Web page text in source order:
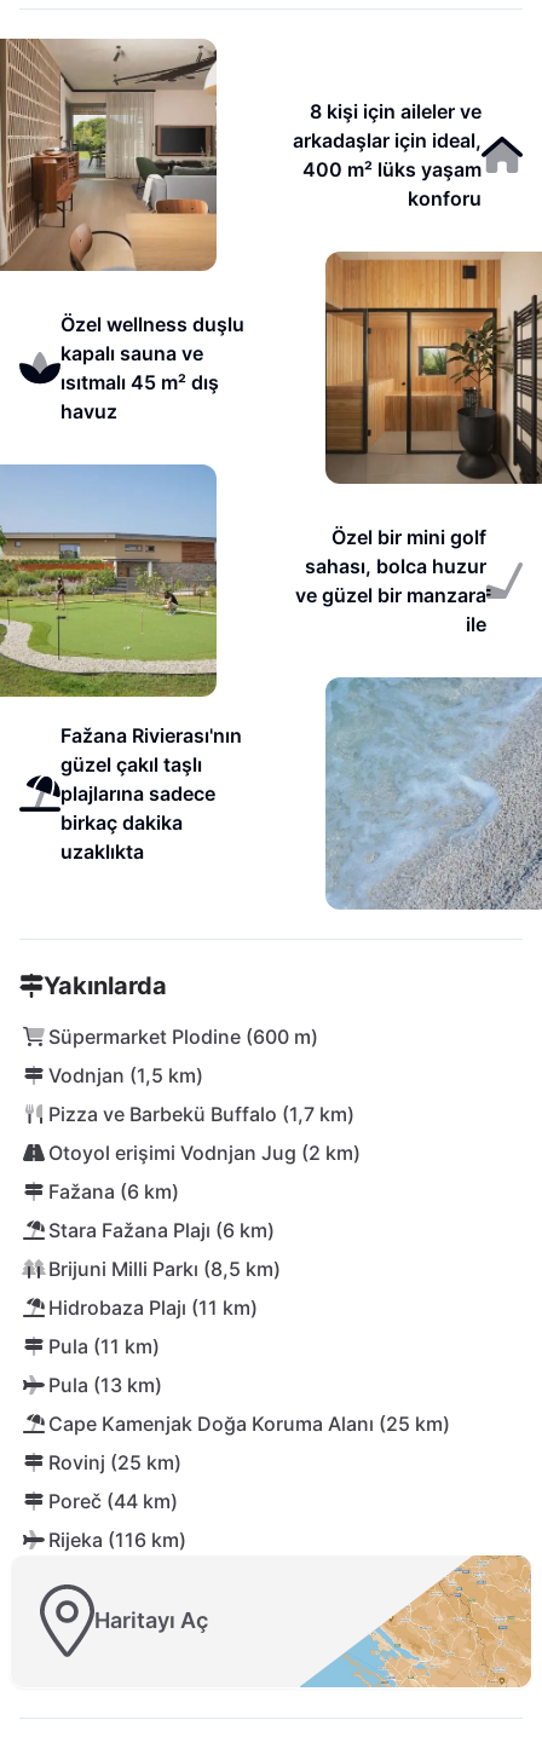
8 kişi için aileler ve
arkadaşlar için ideal,
400 m² lüks yaşam
konforu
Özel wellness duşlu
kapalı sauna ve
ısıtmalı 45 m² dış
havuz
Özel bir mini golf
sahası, bolca huzur
ve güzel bir manzara
ile
Fažana Rivierası'nın
güzel çakıl taşlı
plajlarına sadece
birkaç dakika
uzaklıkta
Yakınlarda
Süpermarket Plodine (600 m)
Vodnjan (1,5 km)
Pizza ve Barbekü Buffalo (1,7 km)
Otoyol erişimi Vodnjan Jug (2 km)
Fažana (6 km)
Stara Fažana Plajı (6 km)
Brijuni Milli Parkı (8,5 km)
Hidrobaza Plajı (11 km)
Pula (11 km)
Pula (13 km)
Cape Kamenjak Doğa Koruma Alanı (25 km)
Rovinj (25 km)
Poreč (44 km)
Rijeka (116 km)
Haritayı Aç